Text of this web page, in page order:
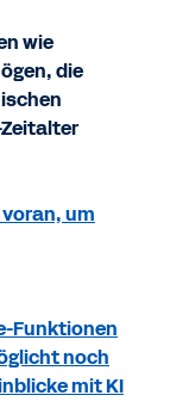
wie
die
um
Funktionen
noch
mit KI